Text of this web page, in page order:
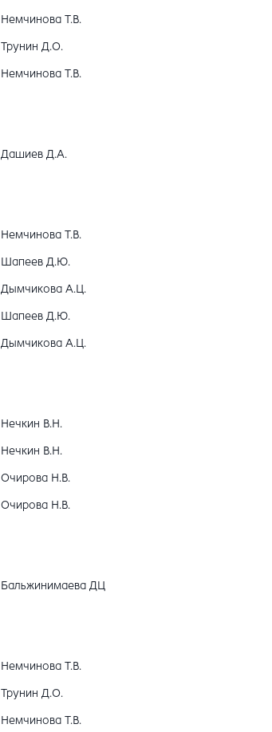
Немчинова Т.В.
Трунин Д.О.
Немчинова Т.В.
Дашиев Д.А.
Немчинова Т.В.
Шапеев Д.Ю.
Дымчикова А.Ц.
Шапеев Д.Ю.
Дымчикова А.Ц.
Нечкин В.Н.
Нечкин В.Н.
Очирова Н.В.
Очирова Н.В.
Бальжинимаева ДЦ
Немчинова Т.В.
Трунин Д.О.
Немчинова Т.В.